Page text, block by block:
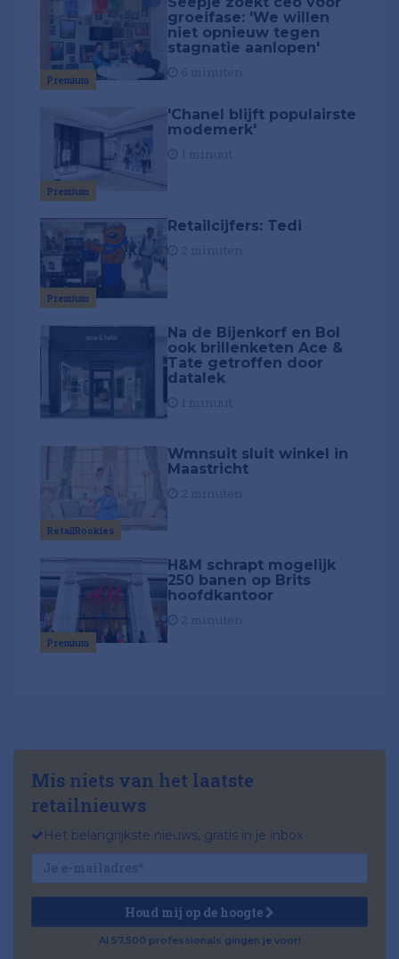
Premium
groeifase: 'We willen
niet opnieuw tegen
stagnatie aanlopen'
Premium
'Chanel blijft populairste
modemerk'
Premium
Retailcijfers: Tedi
Na de Bijenkorf en Bol
ook brillenketen Ace &
Tate getroffen door
datalek
RetailRookies
Wmnsuit sluit winkel in
Maastricht
Premium
H&M schrapt mogelijk
250 banen op Brits
hoofdkantoor
Mis niets van het laatste
retailnieuws
Het belangrijkste nieuws, gratis in je inbox
Houd mij op de hoogte
Al 57.500 professionals gingen je voor!